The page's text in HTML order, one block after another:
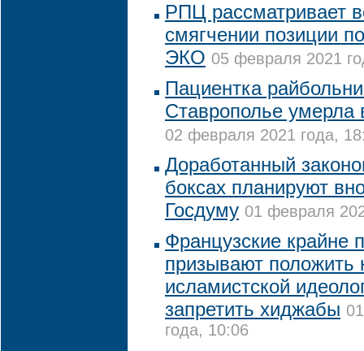
РПЦ рассматривает
смягчении позиции
ЭКО 05 февраля 2021
Пациентка
Ставрополье умерла
02 февраля 2021 года,
Доработанный
боксах планируют
Госдуму 01 февраля
Французские крайне
призывают положить
исламистской
запретить хиджабы
года, 10:06